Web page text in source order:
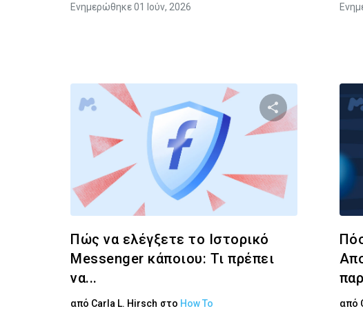
Ενημερώθηκε 01 Ιούν, 2026
Κοινοποιήστε
Twitter Facebook
Πώς να ελέγξετε το Ιστορικό
Messenger κάποιου: Τι πρέπει
να...
από Carla L. Hirsch στο How To
από